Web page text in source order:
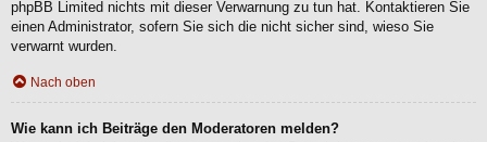
phpBB Limited nichts mit dieser Verwarnung zu tun hat. Kontaktieren Sie
einen Administrator, sofern Sie sich die nicht sicher sind, wieso Sie
verwarnt wurden.
Nach oben
Wie kann ich Beiträge den Moderatoren melden?